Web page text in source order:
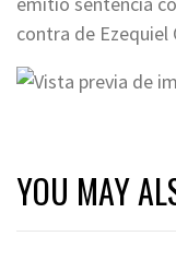
contra de Ezequiel
YOU MAY